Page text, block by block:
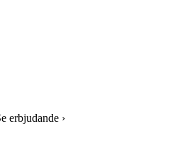
erbjudande ›